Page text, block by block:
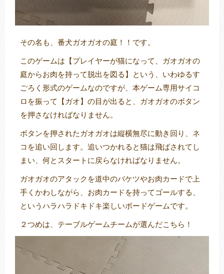
その名も、番犬ガオガオの庭！！です。
このゲームは【プレイヤーが猫になって、ガオガオの
庭からお肉を持って脱出を図る】という、いわゆるす
ごろく形式のゲームなのですが、本ゲーム専用サイコ
ロを振って【ガオ】の目が出ると、ガオガオのボタン
を押さなければなりません。
ボタンを押されたガオガオは縦横無尽に動き回り、ネ
コを追い回します。追いつかれると猫は飛ばされてし
まい、何とスタートに戻らなければなりません。
ガオガオのアタックを道中のバケツやお肉カードで上
手くかわしながら、お肉カードを持ってゴールする、
というハラハラドキドキ楽しいボードゲームです。
２つめは、テーブルゲームチームが選んだこちら！